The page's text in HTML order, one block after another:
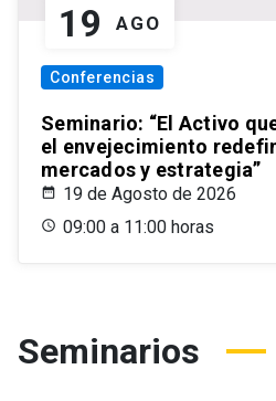
19 AGO
Conferencias
Seminario: “El Activo
el envejecimiento
mercados y estrategia”
19 de Agosto de 2026
09:00 a 11:00 horas
Seminarios